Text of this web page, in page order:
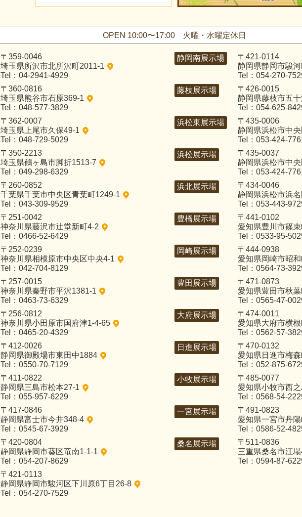
OPEN 10:00〜17:00 火曜・水曜定休日
〒359-0046
埼玉県所沢市北所沢町2011-1
Tel：04-2941-4929
〒360-0816
埼玉県熊谷市石原369-1
Tel：048-577-3829
〒362-0007
埼玉県上尾市久保49-1
Tel：048-729-5029
〒350-2213
埼玉県鶴ヶ島市脚折1513-7
Tel：049-298-6329
〒260-0852
千葉県千葉市中央区青葉町1249-1
Tel：043-309-9529
〒251-0042
神奈川県藤沢市辻堂新町4-2
Tel：0466-52-6429
〒252-0239
神奈川県相模原市中央区中央4-1
Tel：042-704-8129
〒257-0015
神奈川県秦野市平沢1381-1
Tel：0463-73-6329
〒256-0812
神奈川県小田原市国府津1-4-65
Tel：0465-20-4329
〒412-0026
静岡県御殿場市東田中1884
Tel：0550-70-7129
〒411-0822
静岡県三島市松本27-1
Tel：055-957-6229
〒417-0846
静岡県富士市今井348-4
Tel：0545-67-3929
〒420-0804
静岡県静岡市葵区竜南1-1-1
Tel：054-207-8629
〒421-0113
静岡県静岡市駿河区下川原6丁目26-8
Tel：054-270-7529
静岡南展示場
〒421-0114
静岡県静岡市駿
Tel：054-270-
藤枝展示場
〒426-0015
静岡県藤枝市五
Tel：054-625-
浜松東展示場
〒435-0006
静岡県浜松市中
Tel：053-424-
浜松展示場
〒435-0037
静岡県浜松市中
Tel：053-424-
浜北展示場
〒434-0046
静岡県浜松市浜
Tel：053-443-
豊橋展示場
〒441-0102
愛知県豊川市篠
Tel：0533-95-
岡崎展示場
〒444-0938
愛知県岡崎市昭
Tel：0564-73-
豊田展示場
〒471-0873
愛知県豊田市秋
Tel：0565-47-
大府展示場
〒474-0011
愛知県大府市横
Tel：0562-57-
日進展示場
〒470-0132
愛知県日進市梅
Tel：052-875-
小牧展示場
〒485-0077
愛知県小牧市西
Tel：0568-54-
一宮展示場
〒491-0823
愛知県一宮市丹
Tel：0586-52-
桑名展示場
〒511-0836
三重県桑名市江
Tel：0594-87-